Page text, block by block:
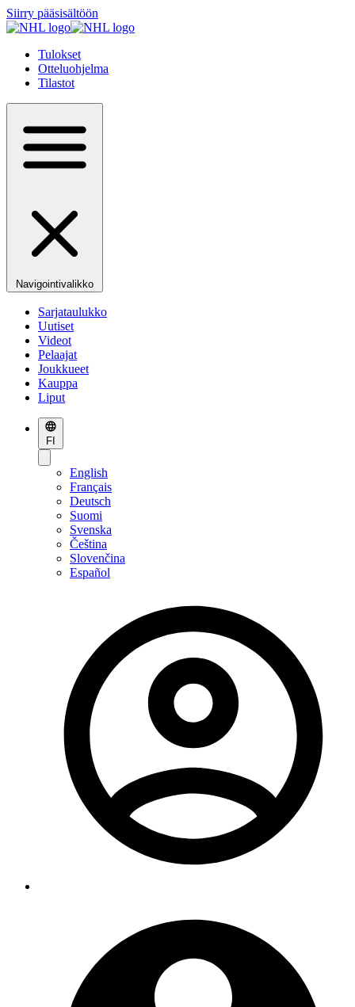
Siirry pääsisältöön
Tulokset
Otteluohjelma
Tilastot
Navigointivalikko
Sarjataulukko
Uutiset
Videot
Pelaajat
Joukkueet
Kauppa
Liput
FI
English
Français
Deutsch
Suomi
Svenska
Čeština
Slovenčina
Español